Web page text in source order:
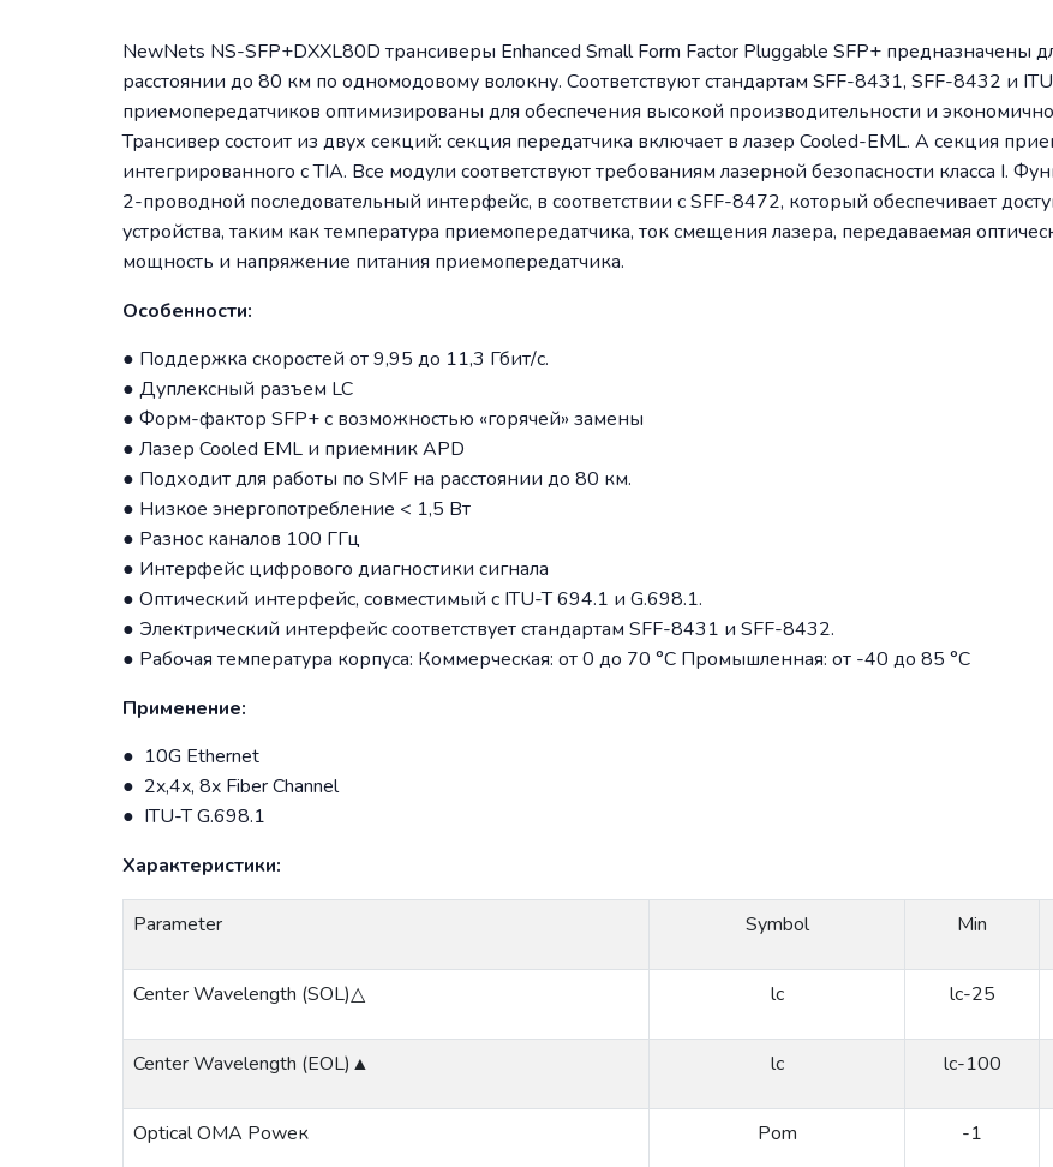
NewNets NS-SFP+DXXL80D трансиверы Enhanced Small Form Factor Pluggable SFP+ предназначены
расстоянии до 80 км по одномодовому волокну. Соответствуют стандартам SFF-8431, SFF-8432 и
приемопередатчиков оптимизированы для обеспечения высокой производительности и
Трансивер состоит из двух секций: секция передатчика включает в лазер Cooled-EML. А секция
интегрированного с TIA. Все модули соответствуют требованиям лазерной безопасности класса I.
2-проводной последовательный интерфейс, в соответствии с SFF-8472, который обеспечивает
устройства, таким как температура приемопередатчика, ток смещения лазера, передаваемая
мощность и напряжение питания приемопередатчика.
Особенности:
● Поддержка скоростей от 9,95 до 11,3 Гбит/с.
● Дуплексный разъем LC
● Форм-фактор SFP+ с возможностью «горячей» замены
● Лазер Cooled EML и приемник APD
● Подходит для работы по SMF на расстоянии до 80 км.
● Низкое энергопотребление < 1,5 Вт
● Разнос каналов 100 ГГц
● Интерфейс цифрового диагностики сигнала
● Оптический интерфейс, совместимый с ITU-T 694.1 и G.698.1.
● Электрический интерфейс соответствует стандартам SFF-8431 и SFF-8432.
● Рабочая температура корпуса: Коммерческая: от 0 до 70 °C Промышленная: от -40 до 85 °C
Применение:
● 10G Ethernet
● 2x,4x, 8x Fiber Channel
● ITU-T G.698.1
Характеристики:
Parameter Symbol Min
Center Wavelength (SOL)△ lc lc-25
Center Wavelength (EOL)▲ lc lc-100
Optical OMA Poweк Pom -1